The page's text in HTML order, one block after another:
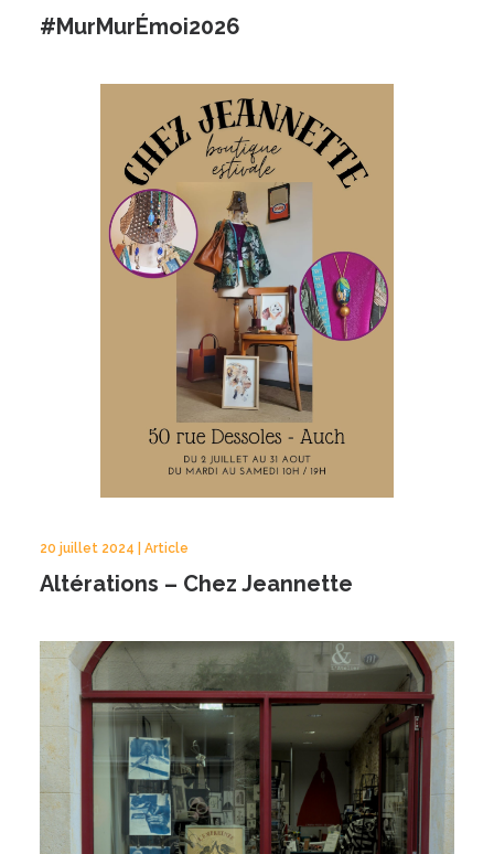
#MurMurÉmoi2026
20 juillet 2024 | Article
Altérations – Chez Jeannette